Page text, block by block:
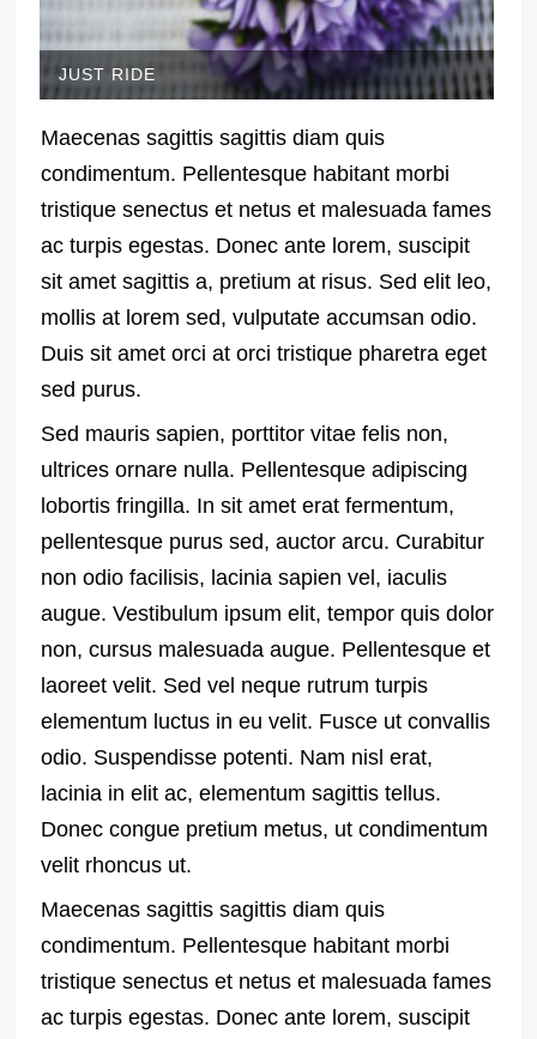
JUST RIDE
Maecenas sagittis sagittis diam quis
condimentum. Pellentesque habitant morbi
tristique senectus et netus et malesuada fames
ac turpis egestas. Donec ante lorem, suscipit
sit amet sagittis a, pretium at risus. Sed elit leo,
mollis at lorem sed, vulputate accumsan odio.
Duis sit amet orci at orci tristique pharetra eget
sed purus.
Sed mauris sapien, porttitor vitae felis non,
ultrices ornare nulla. Pellentesque adipiscing
lobortis fringilla. In sit amet erat fermentum,
pellentesque purus sed, auctor arcu. Curabitur
non odio facilisis, lacinia sapien vel, iaculis
augue. Vestibulum ipsum elit, tempor quis dolor
non, cursus malesuada augue. Pellentesque et
laoreet velit. Sed vel neque rutrum turpis
elementum luctus in eu velit. Fusce ut convallis
odio. Suspendisse potenti. Nam nisl erat,
lacinia in elit ac, elementum sagittis tellus.
Donec congue pretium metus, ut condimentum
velit rhoncus ut.
Maecenas sagittis sagittis diam quis
condimentum. Pellentesque habitant morbi
tristique senectus et netus et malesuada fames
ac turpis egestas. Donec ante lorem, suscipit